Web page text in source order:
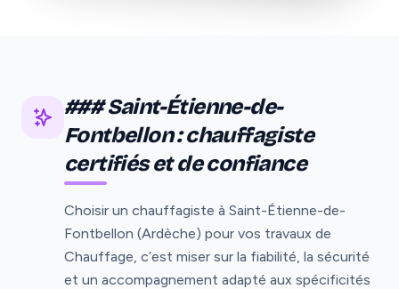
### Saint-Étienne-de-
Fontbellon : chauffagiste
certifiés et de confiance
Choisir un chauffagiste à Saint-Étienne-de-
Fontbellon (Ardèche) pour vos travaux de
Chauffage, c’est miser sur la fiabilité, la sécurité
et un accompagnement adapté aux spécificités